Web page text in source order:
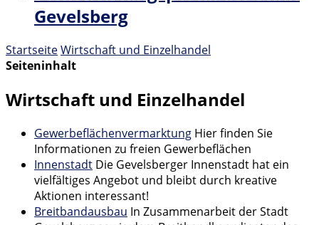
Gevelsberg
StartseiteWirtschaft und Einzelhandel
Seiteninhalt
Wirtschaft und Einzelhandel
Gewerbeflächenvermarktung Hier finden Sie
Informationen zu freien Gewerbeflächen
Innenstadt Die Gevelsberger Innenstadt hat ein
vielfältiges Angebot und bleibt durch kreative
Aktionen interessant!
Breitbandausbau In Zusammenarbeit der Stadt